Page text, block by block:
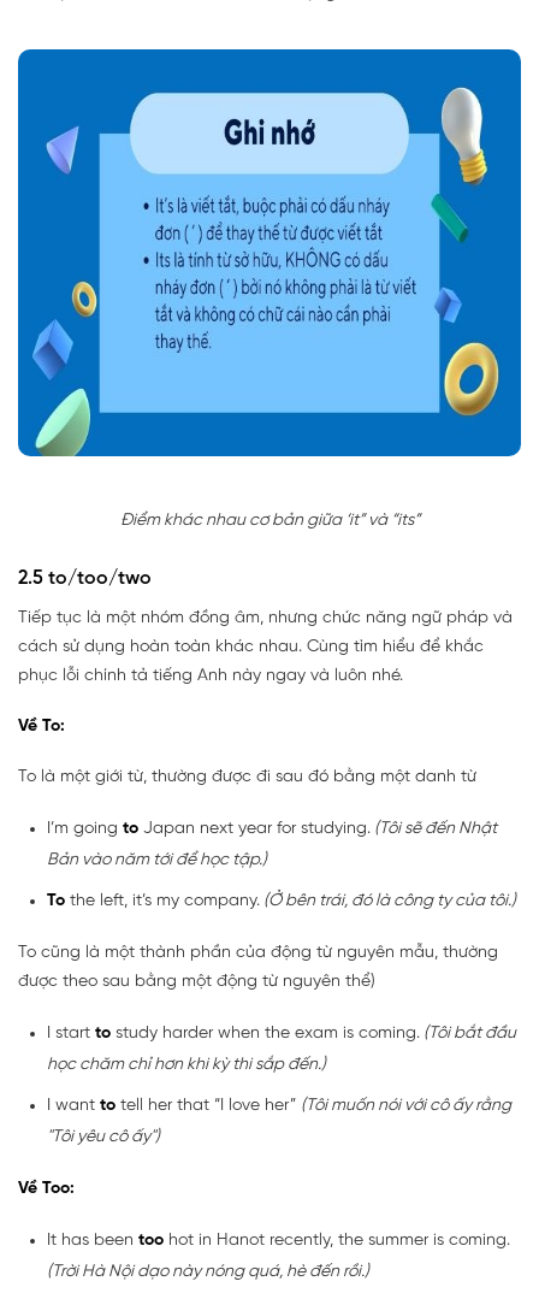
Điểm khác nhau cơ bản giữa ‘it” và “its”
2.5 to/too/two
Tiếp tục là một nhóm đồng âm, nhưng chức năng ngữ pháp và
cách sử dụng hoàn toàn khác nhau. Cùng tìm hiểu để khắc
phục lỗi chính tả tiếng Anh này ngay và luôn nhé.
Về To:
To là một giới từ, thường được đi sau đó bằng một danh từ
I’m going to Japan next year for studying. (Tôi sẽ đến Nhật
Bản vào năm tới để học tập.)
To the left, it’s my company. (Ở bên trái, đó là công ty của tôi.)
To cũng là một thành phần của động từ nguyên mẫu, thường
được theo sau bằng một động từ nguyên thể)
I start to study harder when the exam is coming. (Tôi bắt đầu
học chăm chỉ hơn khi kỳ thi sắp đến.)
I want to tell her that “I love her” (Tôi muốn nói với cô ấy rằng
"Tôi yêu cô ấy")
Về Too:
It has been too hot in Hanot recently, the summer is coming.
(Trời Hà Nội dạo này nóng quá, hè đến rồi.)